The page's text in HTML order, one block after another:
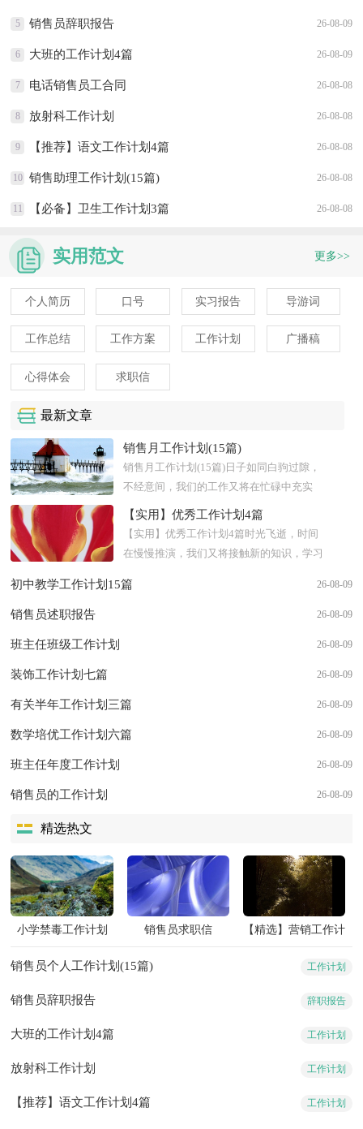
5 销售员辞职报告 26-08-09
6 大班的工作计划4篇 26-08-09
7 电话销售员工合同 26-08-08
8 放射科工作计划 26-08-08
9 【推荐】语文工作计划4篇 26-08-08
10 销售助理工作计划(15篇) 26-08-08
11 【必备】卫生工作计划3篇 26-08-08
实用范文 更多>>
个人简历 口号 实习报告 导游词
工作总结 工作方案 工作计划 广播稿
心得体会 求职信
最新文章
销售月工作计划(15篇)
销售月工作计划(15篇)日子如同白驹过隙，
不经意间，我们的工作又将在忙碌中充实
着，在喜悦中收获着，是时候抽出时间写写
【实用】优秀工作计划4篇
【实用】优秀工作计划4篇时光飞逝，时间
在慢慢推演，我们又将接触新的知识，学习
好地规划一下吧。相信许多人...
26-08-09
初中教学工作计划15篇
26-08-09
销售员述职报告
26-08-09
班主任班级工作计划
26-08-09
装饰工作计划七篇
26-08-09
有关半年工作计划三篇
26-08-09
数学培优工作计划六篇
26-08-09
班主任年度工作计划
26-08-09
销售员的工作计划
精选热文
小学禁毒工作计划 销售员求职信
【精选】营销工作计
工作计划
销售员个人工作计划(15篇)
辞职报告
销售员辞职报告
工作计划
大班的工作计划4篇
工作计划
放射科工作计划
工作计划
【推荐】语文工作计划4篇